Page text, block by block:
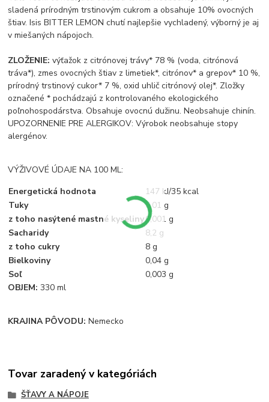
sladená prírodným trstinovým cukrom a obsahuje 10% ovocných
štiav. Isis BITTER LEMON chutí najlepšie vychladený, výborný je aj
v miešaných nápojoch.
ZLOŽENIE: výťažok z citrónovej trávy* 78 % (voda, citrónová
tráva*), zmes ovocných štiav z limetiek*, citrónov* a grepov* 10 %,
prírodný trstinový cukor* 7 %, oxid uhlič citrónový olej*. Zložky
označené * pochádzajú z kontrolovaného ekologického
poľnohospodárstva. Obsahuje ovocnú dužinu. Neobsahuje chinín.
UPOZORNENIE PRE ALERGIKOV: Výrobok neobsahuje stopy
alergénov.
VÝŽIVOVÉ ÚDAJE NA 100 ML:
Energetická hodnota
147 kJ/35 kcal
Tuky
0,01 g
z toho nasýtené mastné kyseliny0,001 g
Sacharidy
8,2 g
z toho cukry
8 g
Bielkoviny
0,04 g
Soľ
0,003 g
OBJEM:330 ml
KRAJINA PÔVODU:Nemecko
Tovar zaradený v kategóriách
ŠŤAVY A NÁPOJE